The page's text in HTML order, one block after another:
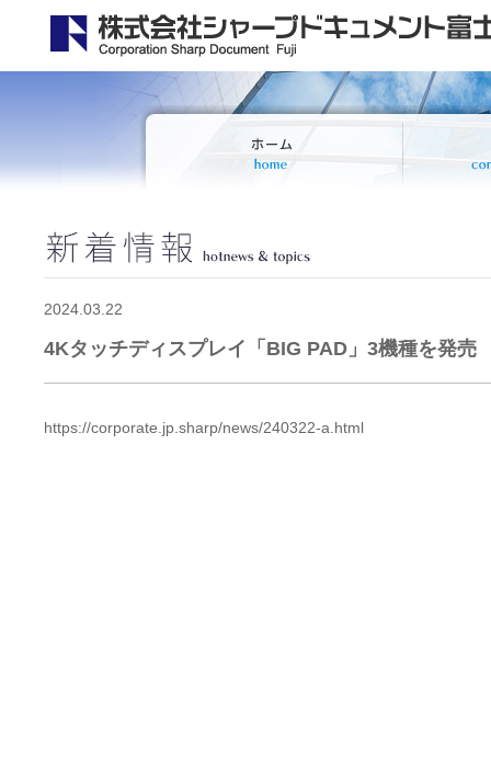
2024.03.22
4Kタッチディスプレイ「BIG PAD」3機種を発売
https://corporate.jp.sharp/news/240322-a.html